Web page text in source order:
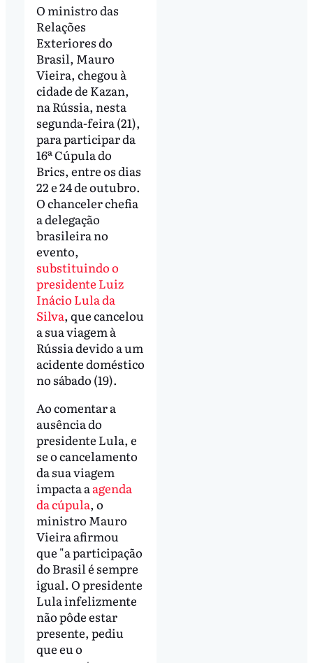
O ministro das
Relações
Exteriores do
Brasil, Mauro
Vieira, chegou à
cidade de Kazan,
na Rússia, nesta
segunda-feira (21),
para participar da
16ª Cúpula do
Brics, entre os dias
22 e 24 de outubro.
O chanceler chefia
a delegação
brasileira no
evento,
substituindo o
presidente Luiz
Inácio Lula da
Silva, que cancelou
a sua viagem à
Rússia devido a um
acidente doméstico
no sábado (19).
Ao comentar a
ausência do
presidente Lula, e
se o cancelamento
da sua viagem
impacta a agenda
da cúpula, o
ministro Mauro
Vieira afirmou
que "a participação
do Brasil é sempre
igual. O presidente
Lula infelizmente
não pôde estar
presente, pediu
que eu o